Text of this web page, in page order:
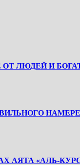
ОТ ЛЮДЕЙ И
АЯТА «АЛЬ-